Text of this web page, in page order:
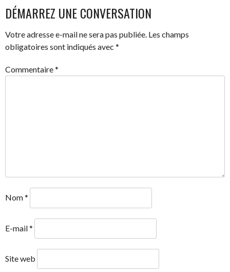
DES
ARTICLES
DÉMARREZ UNE CONVERSATION
Votre adresse e-mail ne sera pas publiée. Les champs
obligatoires sont indiqués avec *
Commentaire*
Nom*
E-mail*
Site web